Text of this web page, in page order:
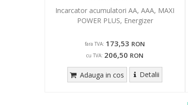
Incarcator acumulatori AA, AAA, MAXI
POWER PLUS, Energizer
fara TVA: 173,53 RON
cu TVA: 206,50 RON
Adauga in cos Detalii